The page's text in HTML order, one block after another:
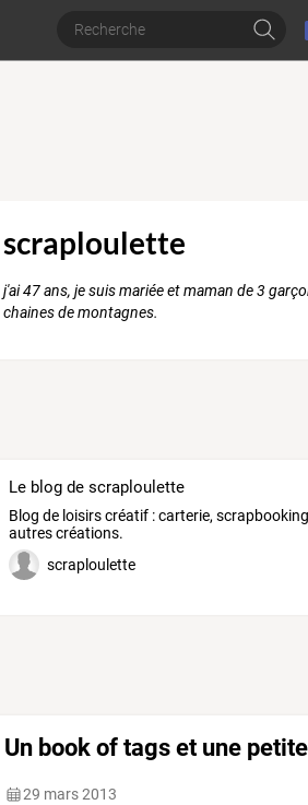
scraploulette
j'ai 47 ans, je suis mariée et maman de 3
chaines de montagnes.
Le blog de scraploulette
Blog de loisirs créatif : carterie,
autres créations.
scraploulette
Un book of tags et une
29 mars 2013